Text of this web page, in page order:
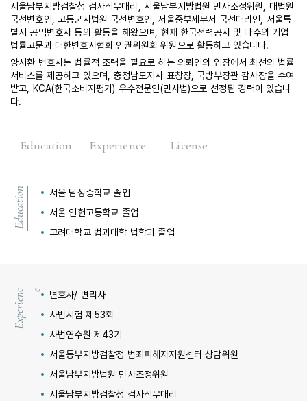
서울남부지방검찰청 검사직무대리, 서울남부지방법원 민사조정위원, 대법원
국선변호인, 고등군사법원 국선변호인, 서울중부세무서 국선대리인, 서울특
별시 공익변호사 등의 활동을 해왔으며, 현재 한국전력공사 및 다수의 기업
법률고문과 대한변호사협회 인권위원회 위원으로 활동하고 있습니다.
양시환 변호사는 법률적 조력을 필요로 하는 의뢰인의 입장에서 최선의 법률
서비스를 제공하고 있으며, 충청남도지사 표창장, 국방부장관 감사장을 수여
받고, KCA(한국소비자평가) 우수전문인(민사법)으로 선정된 경력이 있습니
다.
Education Experience License
Education
서울 남성중학교 졸업
서울 인헌고등학교 졸업
고려대학교 법과대학 법학과 졸업
E
x
p
e
r
i
e
n ce
변호사/ 변리사
사법시험 제53회
사법연수원 제43기
서울동부지방검찰청 범죄피해자지원센터 상담위원
서울남부지방법원 민사조정위원
서울남부지방검찰청 검사직무대리